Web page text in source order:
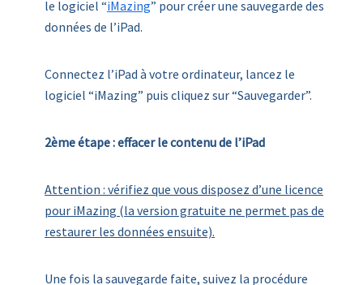
le logiciel “iMazing” pour créer une sauvegarde des
données de l’iPad.
Connectez l’iPad à votre ordinateur, lancez le
logiciel “iMazing” puis cliquez sur “Sauvegarder”.
2ème étape : effacer le contenu de l’iPad
Attention : vérifiez que vous disposez d’une licence
pour iMazing (la version gratuite ne permet pas de
restaurer les données ensuite).
Une fois la sauvegarde faite, suivez la procédure